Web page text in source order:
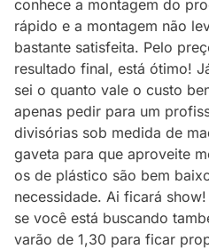
conhece a montagem do
rápido e a montagem não
bastante satisfeita. Pelo
resultado final, está ótimo!
sei o quanto vale o custo
apenas pedir para um
divisórias sob medida de
gaveta para que aproveite
os de plástico são bem
necessidade. Ai ficará
se você está buscando
varão de 1,30 para ficar